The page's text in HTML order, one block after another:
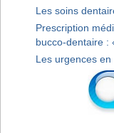
Les soins
Prescription
bucco-dentaire :
Les urgences